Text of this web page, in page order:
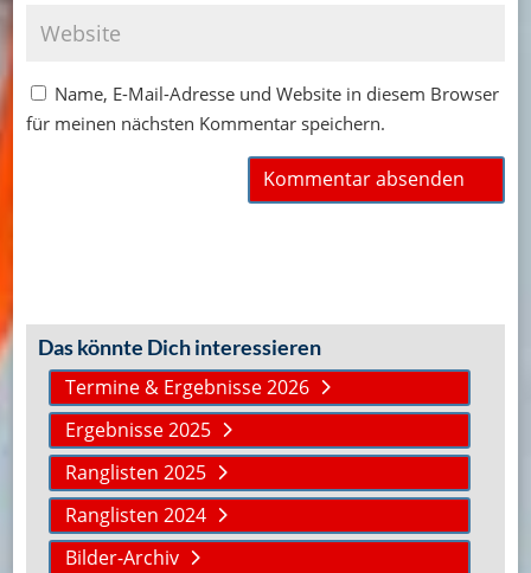
Name, E-Mail-Adresse und Website in diesem Browser
für meinen nächsten Kommentar speichern.
Das könnte Dich interessieren
Termine & Ergebnisse 2026
Ergebnisse 2025
Ranglisten 2025
Ranglisten 2024
Bilder-Archiv